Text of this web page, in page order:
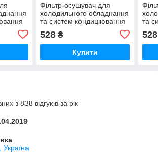
Фільтр-осушувач для
холодильного обладнання
та систем кондиціювання
528₴
Купити
та
528
з 838 відгуків за рік